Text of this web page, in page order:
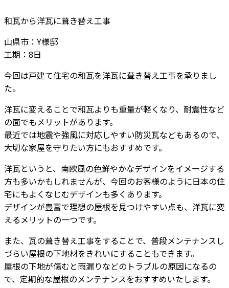
和瓦から洋瓦に葺き替え工事
山県市：Y様邸
工期：8日
今回は戸建て住宅の和瓦を洋瓦に葺き替え工事を承りまし
た。
洋瓦に変えることで和瓦よりも重量が軽くなり、耐震性など
の面でもメリットがあります。
最近では地震や強風に対応しやすい防災瓦などもあるので、
大切な家屋を守りたい方にもおすすめです。
洋瓦というと、南欧風の色鮮やかなデザインをイメージする
方も多いかもしれませんが、今回のお客様のように日本の住
宅にもよくなじむデザインも多くあります。
デザインが豊富で理想の屋根を見つけやすい点も、洋瓦に変
えるメリットの一つです。
また、瓦の葺き替え工事をすることで、普段メンテナンスし
づらい屋根の下地材をきれいにすることもできます。
屋根の下地が傷むと雨漏りなどのトラブルの原因になるの
で、定期的な屋根のメンテナンスをおすすめいたします。